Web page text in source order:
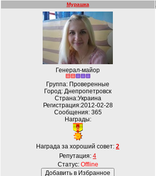
Мурашка
Генерал-майор
Группа: Проверенные
Город: Днепропетровск
Страна:Украина
Регистрация:2012-02-28
Сообщения: 365
Награды:
Награда за хороший совет: 2
Репутация: 4
Статус: Offline